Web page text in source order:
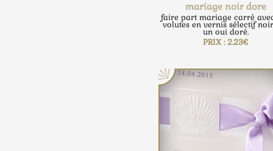
mariage noir dore
faire part mariage carré
volutes en vernis sélectif
un oui doré.
PRIX : 2.23€